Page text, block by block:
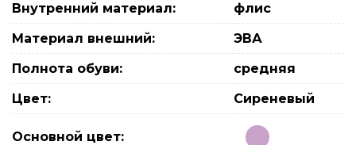
Внутренний материал:
флис
Материал внешний:
ЭВА
Полнота обуви:
средняя
Цвет:
Сиреневый
Основной цвет: